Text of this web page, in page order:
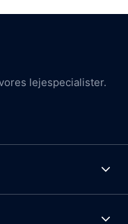
lejespecialister.